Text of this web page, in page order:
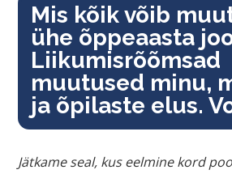
Mis kõik võib
ühe õppeaasta
Liikumisrõõmsad
muutused minu,
ja õpilaste elus.
Jätkame seal, kus eelmine kord